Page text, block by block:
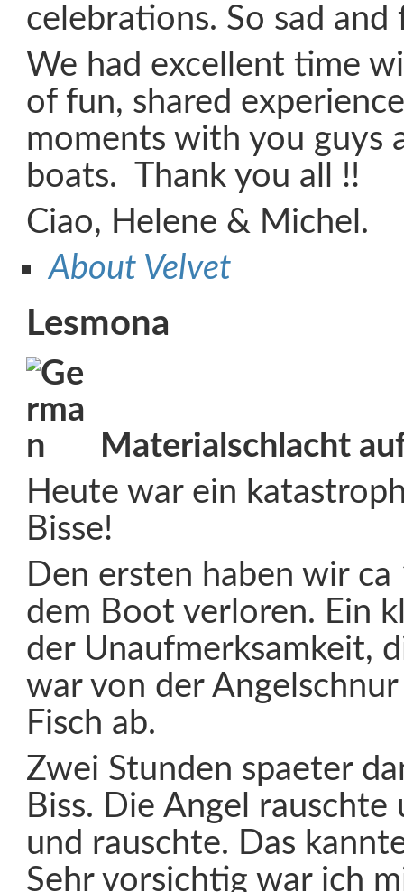
celebrations. So sad
We had excellent time
of fun, shared
moments with you guys
boats. Thank you all !!
Ciao, Helene & Michel.
About Velvet
Lesmona
Materialschlacht
Heute war ein
Bisse!
Den ersten haben wir
dem Boot verloren. Ein
der Unaufmerksamkeit,
war von der
Fisch ab.
Zwei Stunden spaeter
Biss. Die Angel rauschte
und rauschte. Das
Sehr vorsichtig war ich